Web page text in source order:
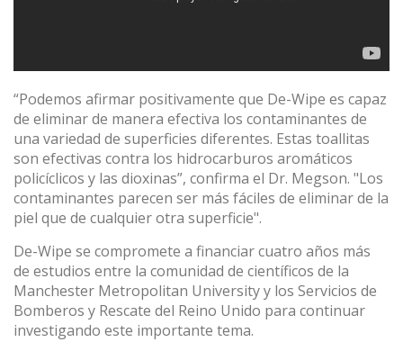
“Podemos afirmar positivamente que De-Wipe es capaz
de eliminar de manera efectiva los contaminantes de
una variedad de superficies diferentes. Estas toallitas
son efectivas contra los hidrocarburos aromáticos
policíclicos y las dioxinas”, confirma el Dr. Megson. "Los
contaminantes parecen ser más fáciles de eliminar de la
piel que de cualquier otra superficie".
De-Wipe se compromete a financiar cuatro años más
de estudios entre la comunidad de científicos de la
Manchester Metropolitan University y los Servicios de
Bomberos y Rescate del Reino Unido para continuar
investigando este importante tema.